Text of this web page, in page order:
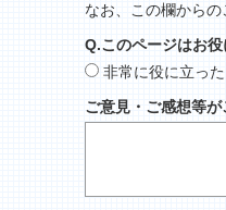
なお、この欄から
Q.このページはお
非常に役に立った
ご意見・ご感想等